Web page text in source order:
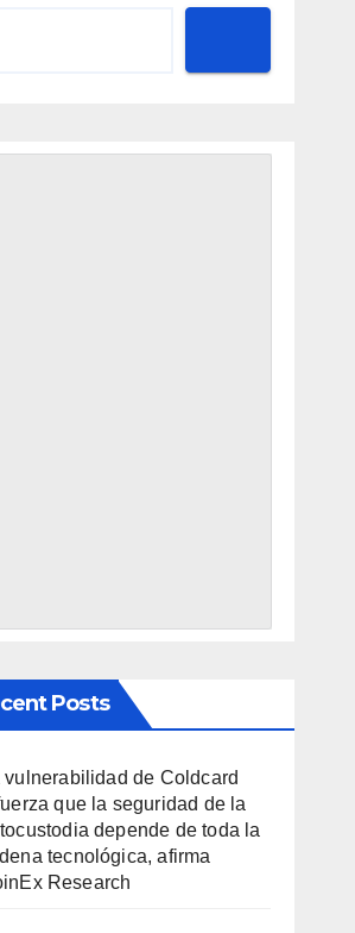
Posts
vulnerabilidad de Coldcard
que la seguridad de la
depende de toda la
tecnológica, afirma
Research